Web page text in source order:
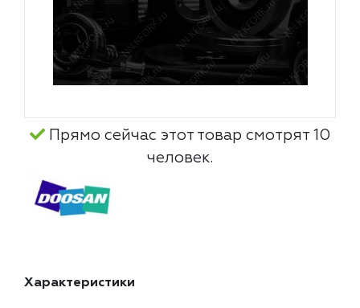
Прямо сейчас этот товар смотрят 10
человек.
Характеристики